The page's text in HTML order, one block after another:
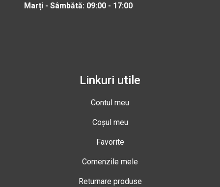
Marți - Sâmbătă: 09:00 - 17:00
Linkuri utile
Contul meu
Coșul meu
Favorite
Comenzile mele
Returnare produse